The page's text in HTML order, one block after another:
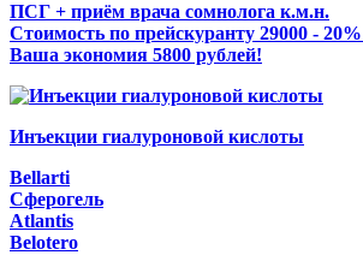
ПСГ + приём врача сомнолога к.м.н.
Стоимость по прейскуранту 29000 -
Ваша экономия 5800 рублей!
Инъекции гиалуроновой кислоты
Bellarti
Сферогель
Atlantis
Belotero